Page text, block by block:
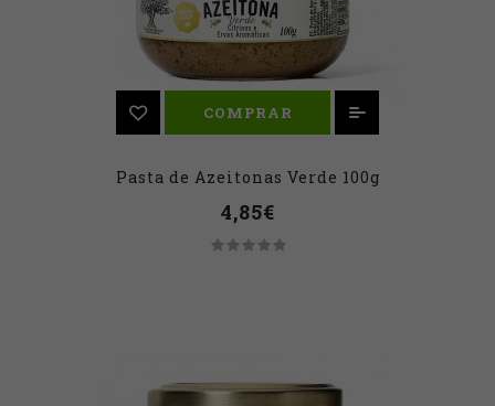
COMPRAR
Pasta de Azeitonas Verde 100g
4,85€